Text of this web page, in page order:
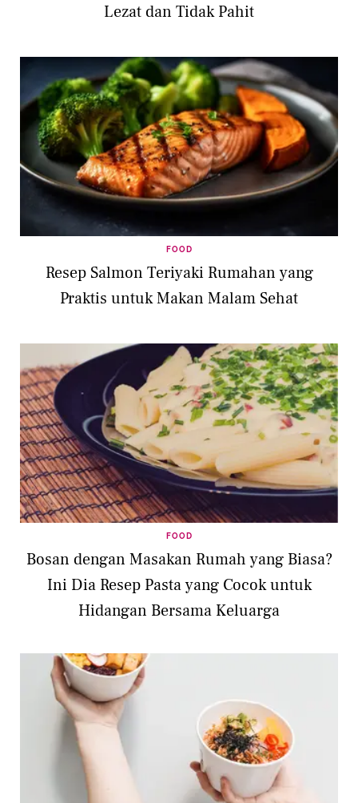
Lezat dan Tidak Pahit
FOOD
Resep Salmon Teriyaki Rumahan yang
Praktis untuk Makan Malam Sehat
FOOD
Bosan dengan Masakan Rumah yang Biasa?
Ini Dia Resep Pasta yang Cocok untuk
Hidangan Bersama Keluarga